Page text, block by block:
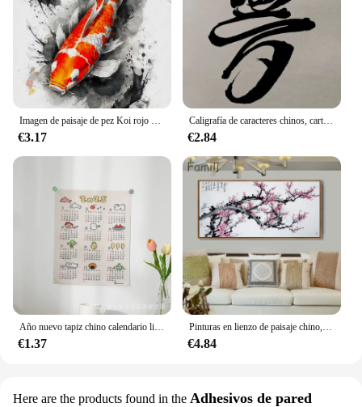
Imagen de paisaje de pez Koi rojo chino, pintura en lienzo de carpa, carteles impresos en HD para sala de estar moderna, arte de pared, decoración del hogar
€3.17
Caligrafía de caracteres chinos, carteles de texto japonés, felicidad, lluvia, sueño, siempre, arte de pared samurái, pintura en lienzo, decoración del hogar
€2.84
Año nuevo tapiz chino calendario lindo tela colgante pared decorativa artista pintura lienzo
€1.37
Pinturas en lienzo de paisaje chino, imágenes en lienzo de arce rojo y barco, arte vintage decorativo para el hogar en la pared para sala de estar
€4.84
Here are the products found in the Adhesivos de pared